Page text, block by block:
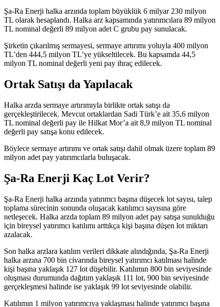
Şa-Ra Enerji halka arzında toplam büyüklük 6 milyar 230 milyon
TL olarak hesaplandı. Halka arz kapsamında yatırımcılara 89 milyon
TL nominal değerli 89 milyon adet C grubu pay sunulacak.
Şirketin çıkarılmış sermayesi, sermaye artırımı yoluyla 400 milyon
TL’den 444,5 milyon TL’ye yükseltilecek. Bu kapsamda 44,5
milyon TL nominal değerli yeni pay ihraç edilecek.
Ortak Satışı da Yapılacak
Halka arzda sermaye artırımıyla birlikte ortak satışı da
gerçekleştirilecek. Mevcut ortaklardan Sadi Türk’e ait 35,6 milyon
TL nominal değerli pay ile Hilkat Mor’a ait 8,9 milyon TL nominal
değerli pay satışa konu edilecek.
Böylece sermaye artırımı ve ortak satışı dahil olmak üzere toplam 89
milyon adet pay yatırımcılarla buluşacak.
Şa-Ra Enerji Kaç Lot Verir?
Şa-Ra Enerji halka arzında yatırımcı başına düşecek lot sayısı, talep
toplama sürecinin sonunda oluşacak katılımcı sayısına göre
netleşecek. Halka arzda toplam 89 milyon adet pay satışa sunulduğu
için bireysel yatırımcı katılımı arttıkça kişi başına düşen lot miktarı
azalacak.
Son halka arzlara katılım verileri dikkate alındığında, Şa-Ra Enerji
halka arzına 700 bin civarında bireysel yatırımcı katılması halinde
kişi başına yaklaşık 127 lot düşebilir. Katılımın 800 bin seviyesinde
oluşması durumunda dağıtım yaklaşık 111 lot, 900 bin seviyesinde
gerçekleşmesi halinde ise yaklaşık 99 lot seviyesinde olabilir.
Katılımın 1 milyon yatırımcıya yaklaşması halinde yatırımcı başına